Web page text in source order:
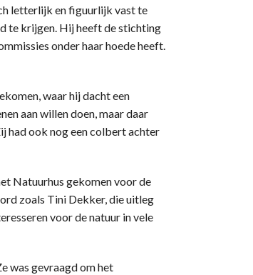
letterlijk en figuurlijk vast te
te krijgen. Hij heeft de stichting
onder haar hoede heeft.
waar hij dacht een
aan willen doen, maar daar
had ook nog een colbert achter
Natuurhus gekomen voor de
zoals Tini Dekker, die uitleg
voor de natuur in vele
was gevraagd om het